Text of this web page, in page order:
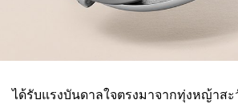
ได้รับแรงบันดาลใจตรงมาจากทุ่งหญ้าส